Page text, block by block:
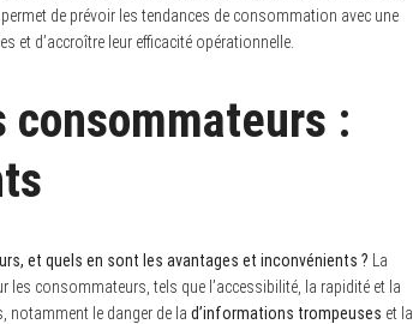
permet de prévoir les tendances de consommation avec une
et d’accroître leur efficacité opérationnelle.
consommateurs :
et quels en sont les avantages et inconvénients ? La
consommateurs, tels que l’accessibilité, la rapidité et la
notamment le danger de la d’informations trompeuses et la